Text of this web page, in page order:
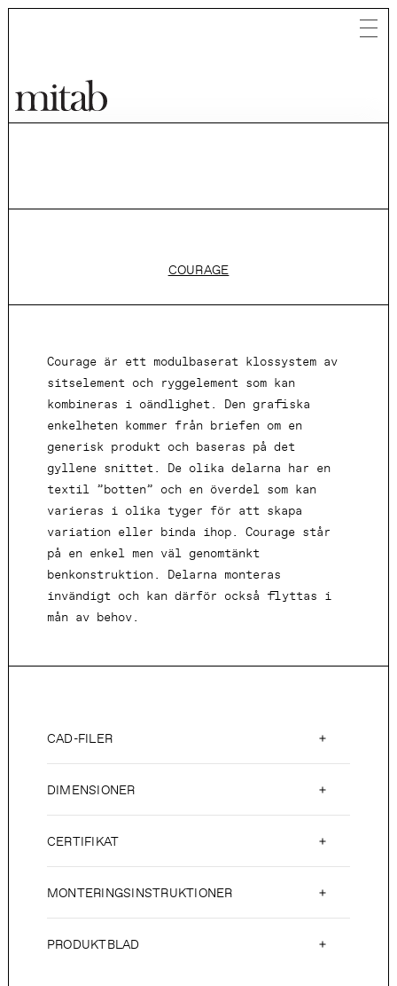
COURAGE
Courage är ett modulbaserat klossystem av
sitselement och ryggelement som kan
kombineras i oändlighet. Den grafiska
enkelheten kommer från briefen om en
generisk produkt och baseras på det
gyllene snittet. De olika delarna har en
textil ”botten” och en överdel som kan
varieras i olika tyger för att skapa
variation eller binda ihop. Courage står
på en enkel men väl genomtänkt
benkonstruktion. Delarna monteras
invändigt och kan därför också flyttas i
mån av behov.
CAD-FILER
DIMENSIONER
CERTIFIKAT
MONTERINGSINSTRUKTIONER
PRODUKTBLAD